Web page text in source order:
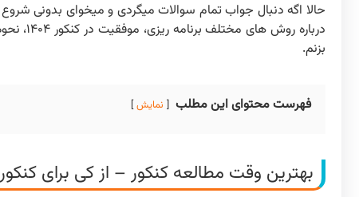
حالا اگه دنبال جواب تمام سوالات میگردی و میخوای بدونی
درباره
بزنم.
فهرست محتوای این مطلب نمایش
بهترین وقت مطالعه کنکور – از کی برای کنکور ۱۴۰۴ شروع کنم؟